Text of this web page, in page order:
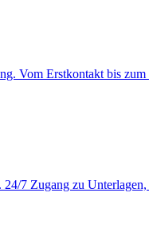
Vom Erstkontakt bis
7 Zugang zu